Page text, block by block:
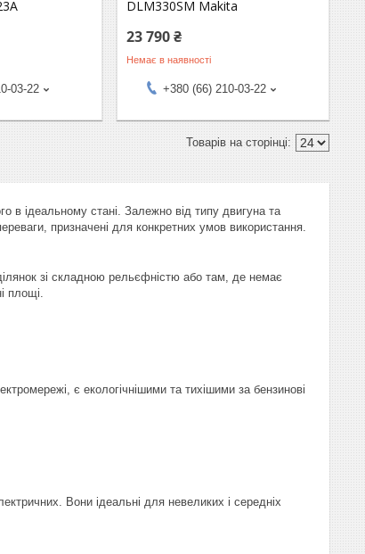
03-22
DLM330SM Makita
23 790 ₴
Немає в наявності
+380 (66) 210-03-22
в ідеальному стані. Залежно від типу двигуна та
призначені для конкретних умов використання.
зі складною рельєфністю або там, де немає
площі.
є екологічнішими та тихішими за бензинові
Вони ідеальні для невеликих і середніх